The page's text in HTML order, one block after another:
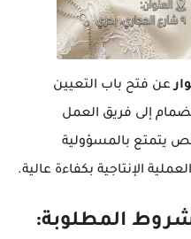
عن فتح باب التعيين
إلى فريق العمل
يتمتع بالمسؤولية
الإنتاجية بكفاءة عالية.
المطلوبة: